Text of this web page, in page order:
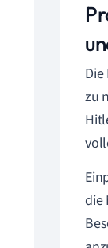
zu
die